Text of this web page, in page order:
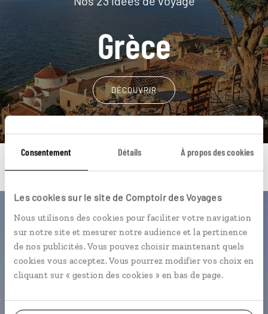
Consentement Détails À propos des cookies
Les cookies sur le site de Comptoir des Voyages
Nous utilisons des cookies pour faciliter votre navigation
sur notre site et mesurer notre audience et la pertinence
de nos publicités. Vous pouvez choisir maintenant quels
cookies vous acceptez. Vous pourrez modifier vos choix en
cliquant sur « gestion des cookies » en bas de page.
Grèce
DÉCOUVRIR
Une envie de voyage
particulière ?